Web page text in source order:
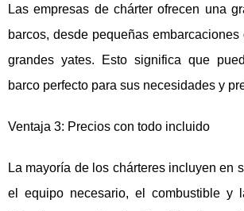
Las empresas de chárter ofrecen una
barcos, desde pequeñas embarcaciones
grandes yates. Esto significa que
barco perfecto para sus necesidades y
Ventaja 3: Precios con todo incluido
La mayoría de los chárteres incluyen en
el equipo necesario, el combustible y